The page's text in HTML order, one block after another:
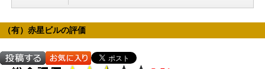
（有）赤星ビルの評価